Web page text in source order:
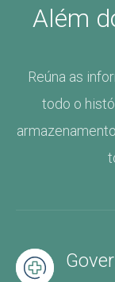
Além
Reúna as
todo o